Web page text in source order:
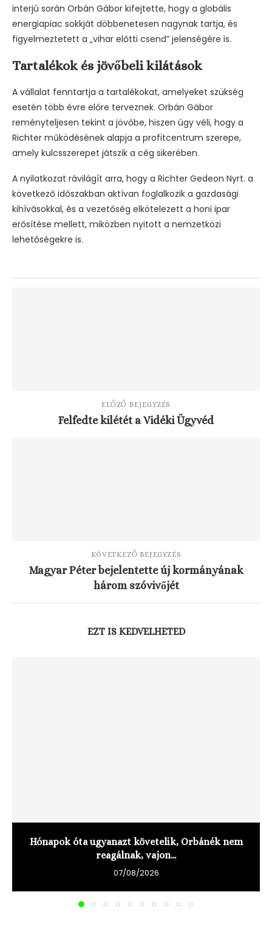
interjú során Orbán Gábor kifejtette, hogy a globális
energiapiac sokkját döbbenetesen nagynak tartja, és
figyelmeztetett a „vihar előtti csend” jelenségére is.
Tartalékok és jövőbeli kilátások
A vállalat fenntartja a tartalékokat, amelyeket szükség
esetén több évre előre terveznek. Orbán Gábor
reményteljesen tekint a jövőbe, hiszen úgy véli, hogy a
Richter működésének alapja a profitcentrum szerepe,
amely kulcsszerepet játszik a cég sikerében.
A nyilatkozat rávilágít arra, hogy a Richter Gedeon Nyrt. a
következő időszakban aktívan foglalkozik a gazdasági
kihívásokkal, és a vezetőség elkötelezett a honi ipar
erősítése mellett, miközben nyitott a nemzetközi
lehetőségekre is.
ELŐZŐ BEJEGYZÉS
Felfedte kilétét a Vidéki Ügyvéd
KÖVETKEZŐ BEJEGYZÉS
Magyar Péter bejelentette új kormányának
három szóvivőjét
EZT IS KEDVELHETED
Hónapok óta ugyanazt követelik, Orbánék nem
reagálnak, vajon...
07/08/2026